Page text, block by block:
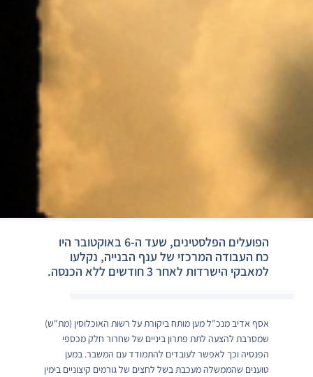
הפועלים הפלסטינים, שעד ה-6 באוקטובר היו
כח העבודה המרכזי של ענף הבנייה, נקלעו
למאבקי הישרדות לאחר 3 חודשים ללא הכנסה.
אסף אדיב מנכ"ל מען מותח ביקורת על רשות האוכלוסין (מת"ש)
שמסרבת להצעה לתת פתרון ביניים של שחרור חלק מכספי
הפנסיה וכך לאפשר לעובדים להתמודד עם המשבר. במען
טוענים שהממשלה מעכבת בשל לחצים של גורמים קיצוניים בימין